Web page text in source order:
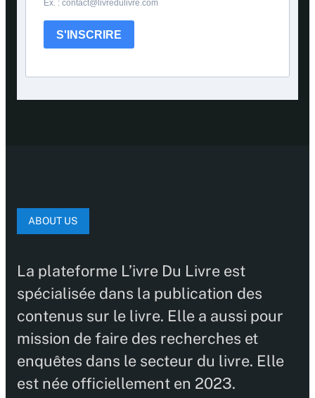
Ex. : contact@livredulivre.com
S'INSCRIRE
ABOUT US
La plateforme L’ivre Du Livre est
spécialisée dans la publication des
contenus sur le livre. Elle a aussi pour
mission de faire des recherches et
enquêtes dans le secteur du livre. Elle
est née officiellement en 2023.